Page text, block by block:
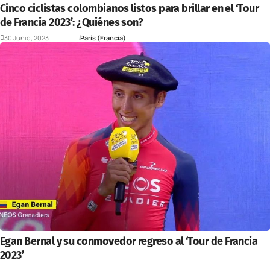
Cinco ciclistas colombianos listos para brillar en el ‘Tour
de Francia 2023’: ¿Quiénes son?
30 Junio, 2023 DeportesParís (Francia)
Egan Bernal y su conmovedor regreso al ‘Tour de Francia
2023’